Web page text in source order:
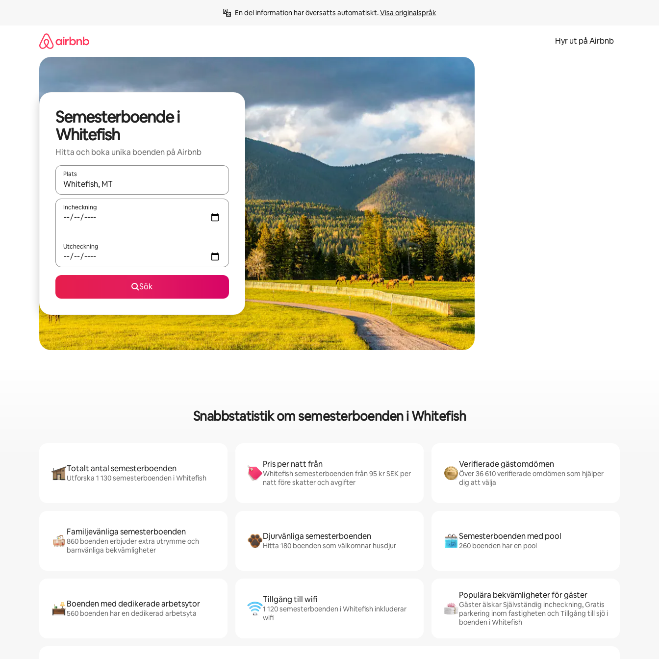
En del information har översatts automatiskt. Visa originalspråk
Hyr ut på Airbnb
Semesterboende i
Whitefish
Hitta och boka unika boenden på Airbnb
Plats
När resultaten är tillgängliga kan du navigera med upp- och nedåtpilarna eller utforska genom att trycka eller svepa.
Incheckning
Utcheckning
Sök
Snabbstatistik om semesterboenden i Whitefish
Totalt antal semesterboenden
Utforska 1 130 semesterboenden i Whitefish
Pris per natt från
Whitefish semesterboenden från 95 kr SEK per
natt före skatter och avgifter
Verifierade gästomdömen
Över 36 610 verifierade omdömen som hjälper
dig att välja
Familjevänliga semesterboenden
860 boenden erbjuder extra utrymme och
barnvänliga bekvämligheter
Djurvänliga semesterboenden
Hitta 180 boenden som välkomnar husdjur
Semesterboenden med pool
260 boenden har en pool
Boenden med dedikerade arbetsytor
560 boenden har en dedikerad arbetsyta
Tillgång till wifi
1 120 semesterboenden i Whitefish inkluderar
wifi
Populära bekvämligheter för gäster
Gäster älskar Självständig incheckning, Gratis
parkering inom fastigheten och Tillgång till sjö i
boenden i Whitefish